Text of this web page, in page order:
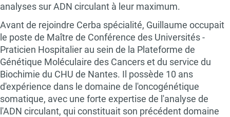
analyses sur ADN circulant à leur maximum.
Avant de rejoindre Cerba spécialité, Guillaume occupait
le poste de Maître de Conférence des Universités -
Praticien Hospitalier au sein de la Plateforme de
Génétique Moléculaire des Cancers et du service du
Biochimie du CHU de Nantes. Il possède 10 ans
d'expérience dans le domaine de l'oncogénétique
somatique, avec une forte expertise de l'analyse de
l'ADN circulant, qui constituait son précédent domaine